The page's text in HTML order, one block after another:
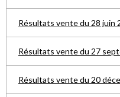
Résultats vente du 28 juin
Résultats vente du 27
Résultats vente du 20